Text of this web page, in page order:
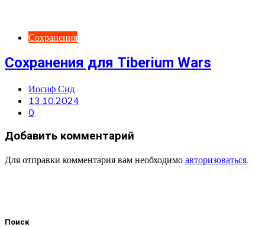
Сохранения
Сохранения для Tiberium Wars
Иосиф Сид
13.10.2024
0
Добавить комментарий
Для отправки комментария вам необходимо авторизоваться
Поиск